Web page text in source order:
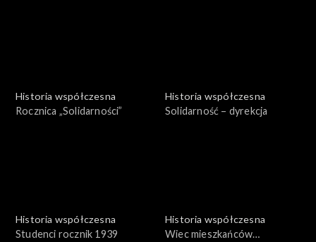
Historia współczesna
Rocznica „Solidarności”
Historia współczesna
Solidarność – dyrekcja
Historia współczesna
Studenci rocznik 1939
Historia współczesna
Wiec mieszkańców